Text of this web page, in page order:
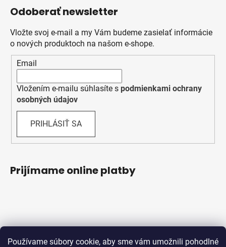
Používame súbory cookie, aby sme vám umožnili pohodlné
Odoberať newsletter
Vložte svoj e-mail a my Vám budeme zasielať informácie
o nových produktoch na našom e-shope.
Email
Vložením e-mailu súhlasíte s podmienkami ochrany
osobných údajov
PRIHLÁSIŤ SA
Prijímame online platby